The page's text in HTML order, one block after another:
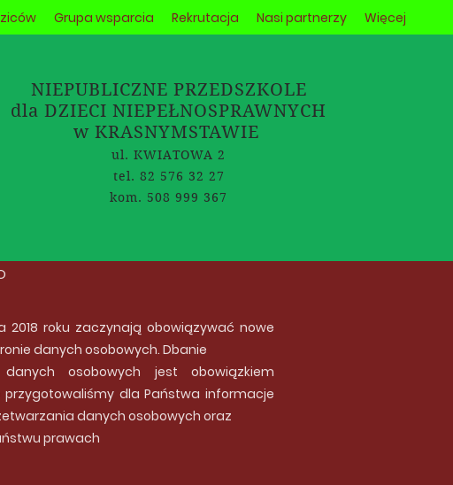
Grupa wsparcia Rekrutacja Nasi partnerzy Więcej
NIEPUBLICZNE PRZEDSZKOLE
dla DZIECI NIEPEŁNOSPRAWNYCH
w KRASNYMSTAWIE
ul. KWIATOWA 2
tel. 82 576 32 27
kom. 508 999 367
2018 roku zaczynają obowiązywać nowe
danych osobowych. Dbanie
osobowych jest obowiązkiem
przygotowaliśmy dla Państwa informacje
danych osobowych oraz
prawach